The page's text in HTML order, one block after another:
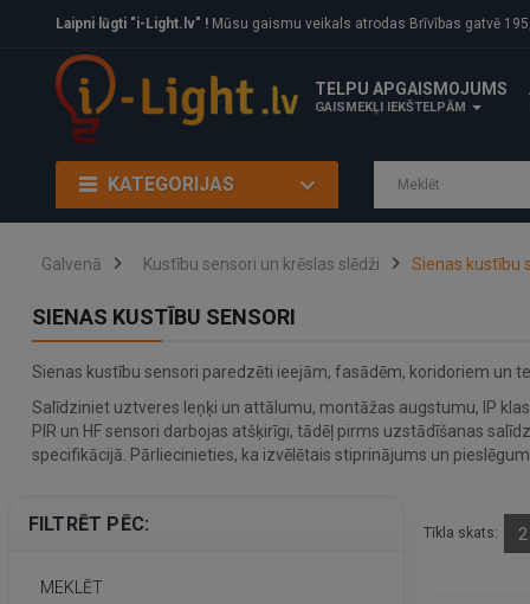
Laipni lūgti "i-Light.lv" ! Mūsu gaismu veikals atrodas Brīvības gatvē 195, Rīga,
TELPU APGAISMOJUMS
GAISMEKĻI IEKŠTELPĀM
KATEGORIJAS
Galvenā Kustību sensori un krēslas slēdži Sienas kustību
SIENAS KUSTĪBU SENSORI
Sienas kustību sensori paredzēti ieejām, fasādēm, koridoriem un
Salīdziniet uztveres leņķi un attālumu, montāžas augstumu, IP
PIR un HF sensori darbojas atšķirīgi, tādēļ pirms uzstādīšanas
specifikācijā. Pārliecinieties, ka izvēlētais stiprinājums un
FILTRĒT PĒC:
MEKLĒT
Tīkla skats: 2